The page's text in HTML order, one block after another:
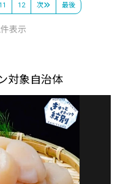
11 12 次 最後
表示
対象自治体